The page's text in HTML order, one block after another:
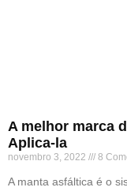
A melhor marca
Aplica-la
novembro 3, 2022 8
A manta asfáltica é o